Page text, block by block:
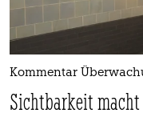
Kommentar
Sichtbarkeit